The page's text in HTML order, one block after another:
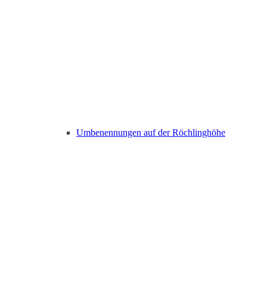
Umbenennungen auf der Röchlinghöhe